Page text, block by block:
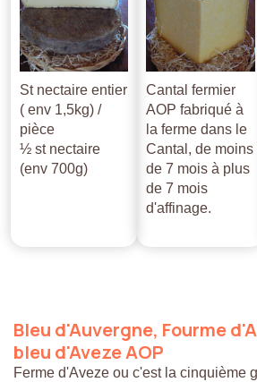
St nectaire entier
( env 1,5kg) /
pièce
½ st nectaire
(env 700g)
Cantal fermier
AOP fabriqué à
la ferme dans le
Cantal, de moins
de 7 mois à plus
de 7 mois
d'affinage.
Bleu d'Auvergne, Fourme
bleu d'AvezeAOP
Ferme d'Aveze ou c'est la cinquième